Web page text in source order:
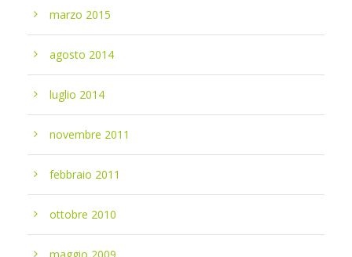
marzo 2015
agosto 2014
luglio 2014
novembre 2011
febbraio 2011
ottobre 2010